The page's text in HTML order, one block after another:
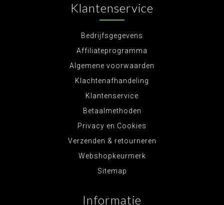
Klantenservice
Bedrijfsgegevens
Affiliateprogramma
Algemene voorwaarden
Klachtenafhandeling
Klantenservice
Betaalmethoden
Privacy en Cookies
Verzenden & retourneren
Webshopkeurmerk
Sitemap
Informatie